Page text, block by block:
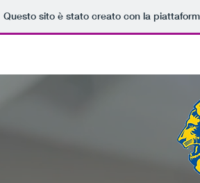
Questo sito è stato creato con la